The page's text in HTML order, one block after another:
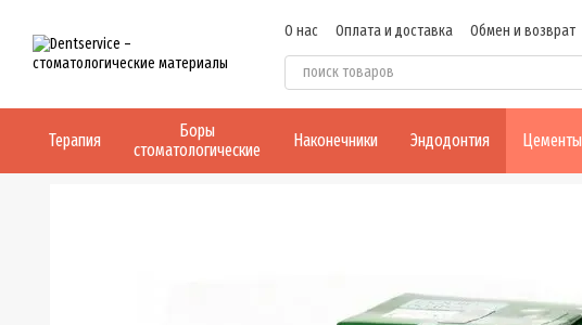
О нас Оплата и доставка Обмен и возврат
Терапия
Боры
стоматологические
Наконечники Эндодонтия Цементы